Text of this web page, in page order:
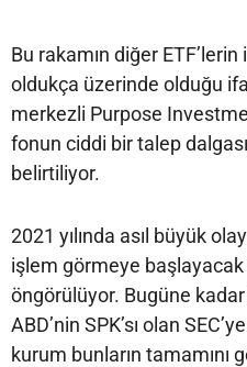
Bu rakamın diğer
oldukça üzerinde olduğu
merkezli Purpose
fonun ciddi bir talep
belirtiliyor.
2021 yılında asıl büyük
işlem görmeye başlayacak
öngörülüyor. Bugüne kadar
ABD’nin SPK’sı olan
kurum bunların tamamını